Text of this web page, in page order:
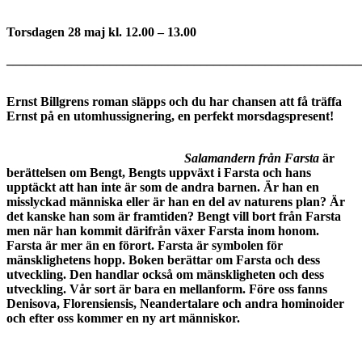
Torsdagen 28 maj kl. 12.00 – 13.00
Ernst Billgrens roman släpps och du har chansen att få träffa
Ernst på en utomhussignering, en perfekt morsdagspresent!
Salamandern från Farsta är
berättelsen om Bengt, Bengts uppväxt i Farsta och hans
upptäckt att han inte är som de andra barnen. Är han en
misslyckad människa eller är han en del av naturens plan? Är
det kanske han som är framtiden? Bengt vill bort från Farsta
men när han kommit därifrån växer Farsta inom honom.
Farsta är mer än en förort. Farsta är symbolen för
mänsklighetens hopp. Boken berättar om Farsta och dess
utveckling. Den handlar också om mänskligheten och dess
utveckling. Vår sort är bara en mellanform. Före oss fanns
Denisova, Florensiensis, Neandertalare och andra hominoider
och efter oss kommer en ny art människor.